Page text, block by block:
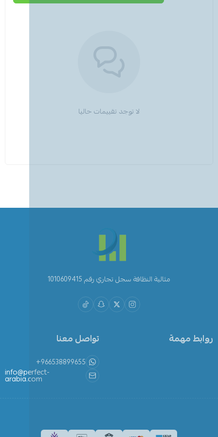
لا توجد تقييمات حاليا
مثالية النظافة سجل تجاري رقم 1010609415
روابط مهمة تواصل معنا
+966538899655
info@perfect-
arabia.com